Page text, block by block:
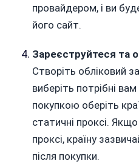
провайдером, і ви
його сайт.
Зареєструйтеся та
Створіть обліковий
виберіть потрібні
покупкою оберіть
статичні проксі.
проксі, країну
після покупки.